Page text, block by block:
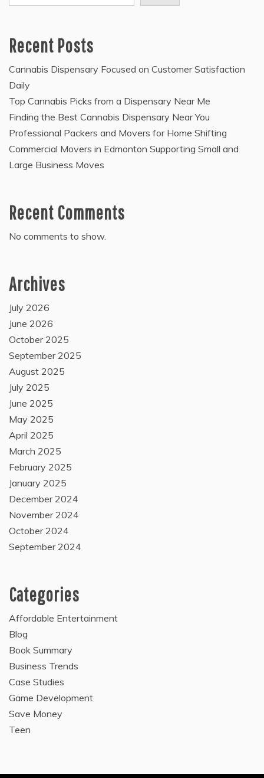
Recent Posts
Cannabis Dispensary Focused on Customer Satisfaction
Daily
Top Cannabis Picks from a Dispensary Near Me
Finding the Best Cannabis Dispensary Near You
Professional Packers and Movers for Home Shifting
Commercial Movers in Edmonton Supporting Small and
Large Business Moves
Recent Comments
No comments to show.
Archives
July 2026
June 2026
October 2025
September 2025
August 2025
July 2025
June 2025
May 2025
April 2025
March 2025
February 2025
January 2025
December 2024
November 2024
October 2024
September 2024
Categories
Affordable Entertainment
Blog
Book Summary
Business Trends
Case Studies
Game Development
Save Money
Teen